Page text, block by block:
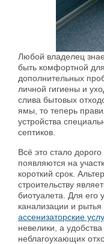
Любой владелец
быть комфортной
дополнительных
личной гигиены и
слива бытовых
ямы, то теперь
устройства
септиков.
Всё это стало
появляются на
короткий срок.
строительству
биотуалета. Для его
канализации и
ассенизаторские
невелики, а
неблагоухающих